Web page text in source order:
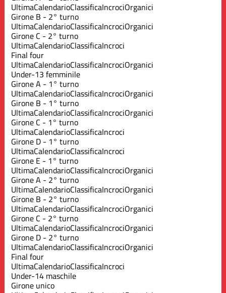
UltimaCalendarioClassificaIncrociOrganici
Girone B - 2° turno
UltimaCalendarioClassificaIncrociOrganici
Girone C - 2° turno
UltimaCalendarioClassificaIncroci
Final four
UltimaCalendarioClassificaIncrociOrganici
Under-13 femminile
Girone A - 1° turno
UltimaCalendarioClassificaIncrociOrganici
Girone B - 1° turno
UltimaCalendarioClassificaIncrociOrganici
Girone C - 1° turno
UltimaCalendarioClassificaIncroci
Girone D - 1° turno
UltimaCalendarioClassificaIncroci
Girone E - 1° turno
UltimaCalendarioClassificaIncrociOrganici
Girone A - 2° turno
UltimaCalendarioClassificaIncrociOrganici
Girone B - 2° turno
UltimaCalendarioClassificaIncrociOrganici
Girone C - 2° turno
UltimaCalendarioClassificaIncrociOrganici
Girone D - 2° turno
UltimaCalendarioClassificaIncrociOrganici
Final four
UltimaCalendarioClassificaIncroci
Under-14 maschile
Girone unico